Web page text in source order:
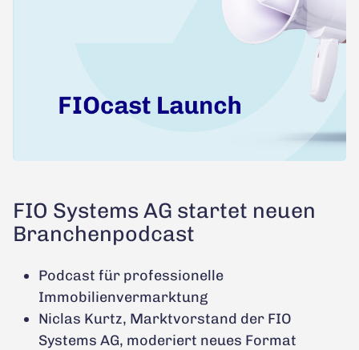
FIO Systems AG startet neuen
Branchenpodcast
Podcast für professionelle
Immobilienvermarktung
Niclas Kurtz, Marktvorstand der FIO
Systems AG, moderiert neues Format